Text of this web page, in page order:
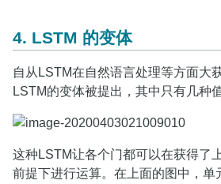
4. LSTM 的变体
自从LSTM在自然语言处理等方面大
LSTM的变体被提出，其中只有几种
这种LSTM让各个门都可以在获得了
前提下进行运算。在上面的图中，单